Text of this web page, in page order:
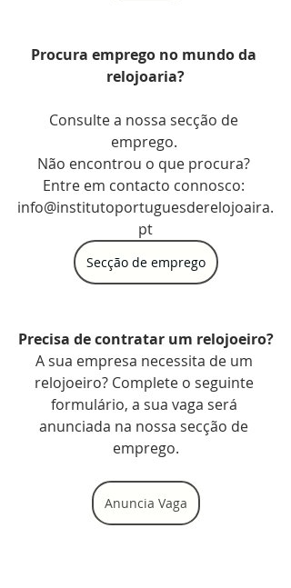
Procura emprego no mundo da
relojoaria?
Consulte a nossa secção de
emprego.
Não encontrou o que procura?
Entre em contacto connosco:
info@institutoportuguesderelojoaira.
pt
Secção de emprego
Precisa de contratar um relojoeiro?
A sua empresa necessita de um
relojoeiro? Complete o seguinte
formulário, a sua vaga será
anunciada na nossa secção de
emprego.
Anuncia Vaga